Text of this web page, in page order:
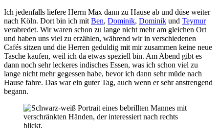
Ich jedenfalls liefere Herrn Max dann zu Hause ab und düse weiter
nach Köln. Dort bin ich mit Ben, Dominik, Dominik und Teymur
verabredet. Wir waren schon zu lange nicht mehr am gleichen Ort
und haben uns viel zu erzählen, während wir in verschiedenen
Cafés sitzen und die Herren geduldig mit mir zusammen keine neue
Tasche kaufen, weil ich da etwas speziell bin. Am Abend gibt es
dann noch sehr leckeres indisches Essen, was ich schon viel zu
lange nicht mehr gegessen habe, bevor ich dann sehr müde nach
Hause fahre. Das war ein guter Tag, auch wenn er sehr anstrengend
begann.